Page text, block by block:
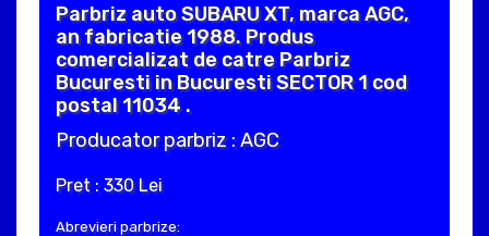
Parbriz auto SUBARU XT, marca AGC,
an fabricatie 1988. Produs
comercializat de catre Parbriz
Bucuresti in Bucuresti SECTOR 1 cod
postal 11034 .
Producator parbriz : AGC
Pret : 330 Lei
Abrevieri parbrize: